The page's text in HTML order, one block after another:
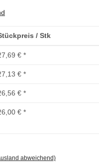
/ Stk
€ *
€ *
€ *
€ *
abweichend)